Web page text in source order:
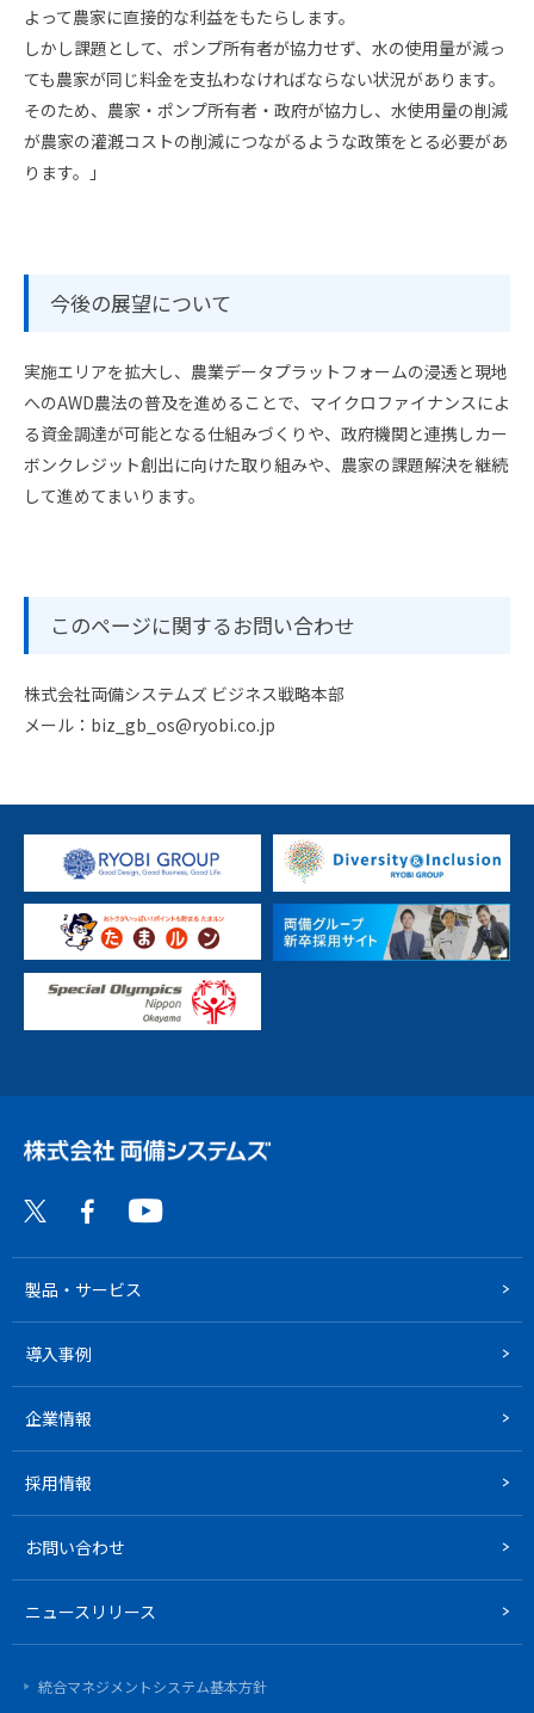
よって農家に直接的な利益をもたらします。
しかし課題として、ポンプ所有者が協力せず、水の使用量が減っ
ても農家が同じ料金を支払わなければならない状況があります。
そのため、農家・ポンプ所有者・政府が協力し、水使用量の削減
が農家の灌漑コストの削減につながるような政策をとる必要があ
ります。」
今後の展望について
実施エリアを拡大し、農業データプラットフォームの浸透と現地
へのAWD農法の普及を進めることで、マイクロファイナンスによ
る資金調達が可能となる仕組みづくりや、政府機関と連携しカー
ボンクレジット創出に向けた取り組みや、農家の課題解決を継続
して進めてまいります。
このページに関するお問い合わせ
株式会社両備システムズ ビジネス戦略本部
メール：biz_gb_os@ryobi.co.jp​​​​​​​
製品・サービス
導入事例
企業情報
採用情報
お問い合わせ
ニュースリリース
統合マネジメントシステム基本方針